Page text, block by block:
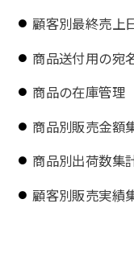
顧客別最終売上
商品送付用の宛
商品の在庫管理
商品別販売金額
商品別出荷数集
顧客別販売実績